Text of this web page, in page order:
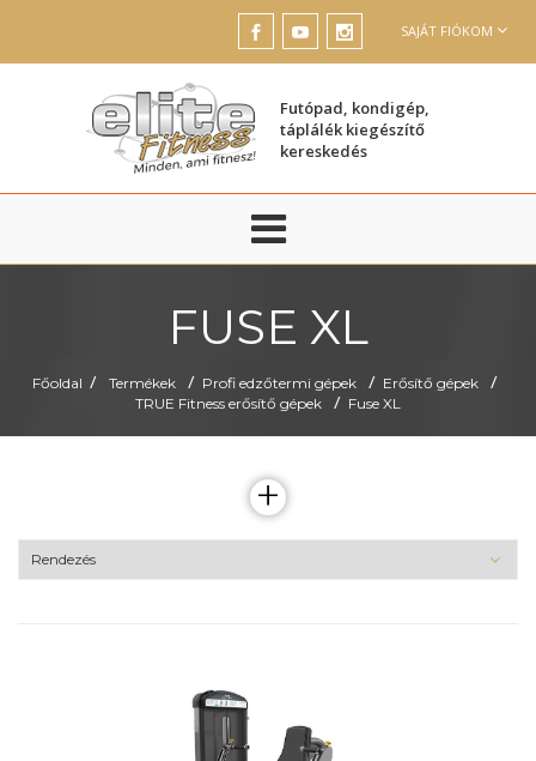
SAJÁT FIÓKOM
Futópad, kondigép,
táplálék kiegészítő
kereskedés
FUSE XL
Főoldal / Termékek / Profi edzőtermi gépek / Erősítő gépek /
TRUE Fitness erősítő gépek / Fuse XL
+